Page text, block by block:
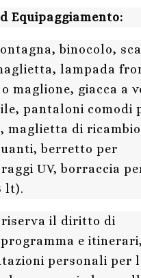
Equipaggiamento:
binocolo,
lampada
maglione, giacca a
pantaloni comodi
maglietta di
berretto per
UV, borraccia
lt).
riserva il diritto di
e
personali per